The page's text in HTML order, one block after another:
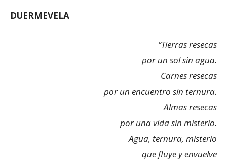
DUERMEVELA
“Tierras resecas
por un sol sin agua.
Carnes resecas
por un encuentro sin ternura.
Almas resecas
por una vida sin misterio.
Agua, ternura, misterio
que fluye y envuelve